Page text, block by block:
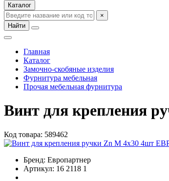
Каталог
×
Найти
Главная
Каталог
Замочно-скобяные изделия
Фурнитура мебельная
Прочая мебельная фурнитура
Винт для крепления
Код товара: 589462
Бренд: Европартнер
Артикул: 16 2118 1